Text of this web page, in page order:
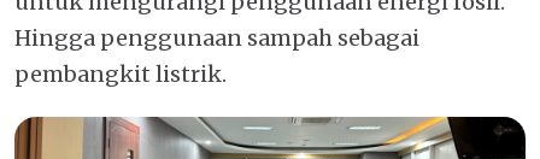
Hingga penggunaan sampah sebagai
pembangkit listrik.